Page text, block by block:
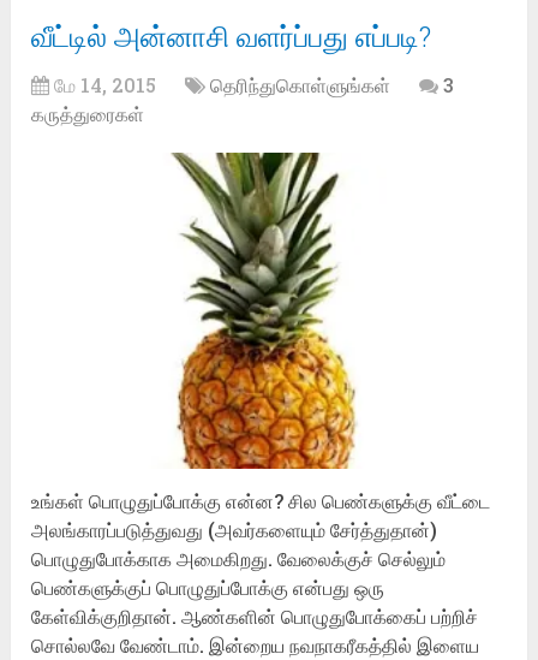
வீட்டில் அன்னாசி வளர்ப்பது எப்படி?
மே 14, 2015 தெரிந்துகொள்ளுங்கள்
3
கருத்துரைகள்
உங்கள் பொழுதுப்போக்கு என்ன? சில பெண்களுக்கு வீட்டை
அலங்காரப்படுத்துவது (அவர்களையும் சேர்த்துதான்)
பொழுதுபோக்காக அமைகிறது. வேலைக்குச் செல்லும்
பெண்களுக்குப் பொழுதுப்போக்கு என்பது ஒரு
கேள்விக்குறிதான். ஆண்களின் பொழுதுபோக்கைப் பற்றிச்
சொல்லவே வேண்டாம். இன்றைய நவநாகரீகத்தில் இளைய